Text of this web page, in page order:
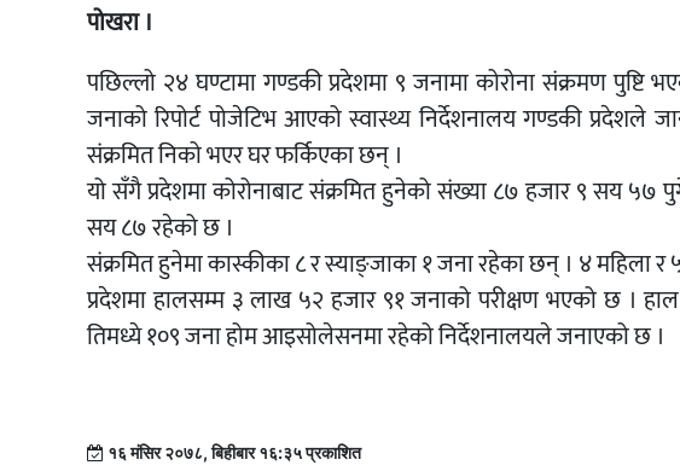
पोखरा ।
पछिल्लो २४ घण्टामा गण्डकी प्रदेशमा ९ जनामा कोरोना संक्रमण पुष्टि
जनाको रिपोर्ट पोजेटिभ आएको स्वास्थ्य निर्देशनालय गण्डकी प्रदेशले
संक्रमित निको भएर घर फर्किएका छन् ।
यो सँगै प्रदेशमा कोरोनाबाट संक्रमित हुनेको संख्या ८७ हजार ९ सय
सय ८७ रहेको छ ।
संक्रमित हुनेमा कास्कीका ८ र स्याङ्जाका १ जना रहेका छन् । ४ महिला र
प्रदेशमा हालसम्म ३ लाख ५२ हजार ९१ जनाको परीक्षण भएको छ ।
तिमध्ये १०९ जना होम आइसोलेसनमा रहेको निर्देशनालयले जनाएको छ ।
१६ मंसिर २०७८, बिहीबार १६:३५ प्रकाशित